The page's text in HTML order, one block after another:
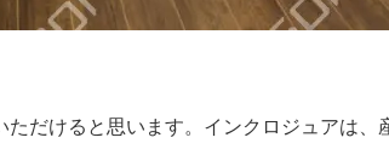
だけると思います。インクロジュアは、